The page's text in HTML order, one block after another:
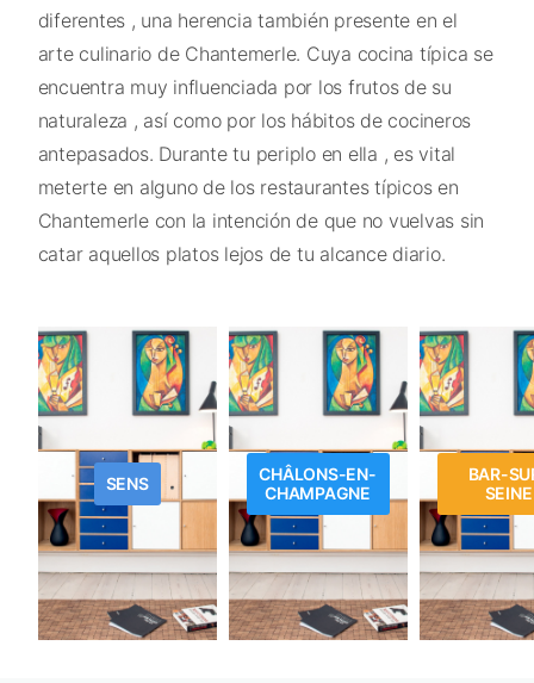
diferentes , una herencia también presente en el
arte culinario de Chantemerle. Cuya cocina típica se
encuentra muy influenciada por los frutos de su
naturaleza , así como por los hábitos de cocineros
antepasados. Durante tu periplo en ella , es vital
meterte en alguno de los restaurantes típicos en
Chantemerle con la intención de que no vuelvas sin
catar aquellos platos lejos de tu alcance diario.
SENS
CHÂLONS-EN-
CHAMPAGNE
BAR-
SEINE